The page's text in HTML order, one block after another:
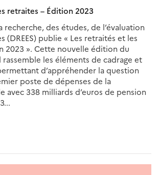
retraites – Édition 2023
recherche, des études, de l’évaluation
(DREES) publie « Les retraités et les
2023 ». Cette nouvelle édition du
rassemble les éléments de cadrage et
d’appréhender la question
poste de dépenses de la
avec 338 milliards d’euros de pension